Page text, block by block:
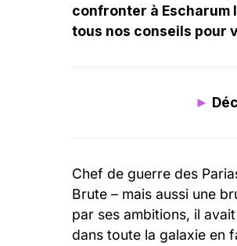
confronter à Escharum
tous nos conseils pour
►
Chef de guerre des
Brute – mais aussi une
par ses ambitions, il
dans toute la galaxie en